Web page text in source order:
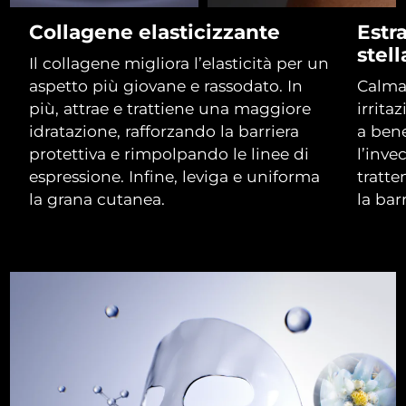
Collagene elasticizzante
Il collagene migliora l’elasticità per un
aspetto più giovane e rassodato. In
più, attrae e trattiene una maggiore
idratazione, rafforzando la barriera
protettiva e rimpolpando le linee di
espressione. Infine, leviga e uniforma
la grana cutanea.
a
la
RAS di Macao Consegna stimata 8/14/26
Malaysia Consegna stimata 8/15/26
Malta Consegna stimata 8/12/26
Messico Consegna stimata 8/16/26
Monaco
Consegna stimata
Oman Consegna stimata8/15/26